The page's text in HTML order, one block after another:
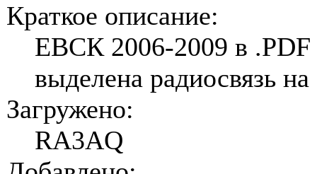
Краткое описание:
ЕВСК 2006-2009 в
выделена радиосвязь
Загружено:
RA3AQ